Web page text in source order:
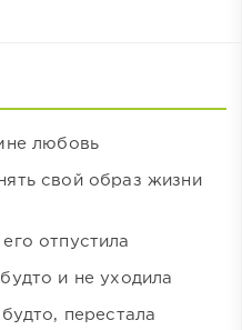
любовь
свой образ жизни
отпустила
и не уходила
перестала